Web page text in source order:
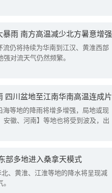
暴雨 南方高温减少北方暑意增强
仍将持续为华南到江汉、黄淮西部
对流天气仍然频繁。
四川盆地至江南华南高温连成片
海等地的降雨将增多增强，局地或现
徽、河南】等地也将受到波及，出
部多地进入桑拿天模式
、黄淮、江淮等地的降水将呈现减